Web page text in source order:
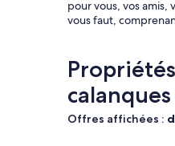
pour vous, vos
vous faut,
calanques
Offres affichées :